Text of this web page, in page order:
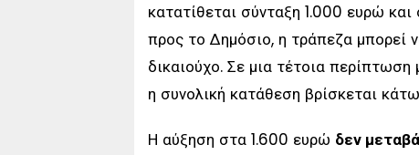
κατατίθεται σύνταξη 1.000 ευρώ
προς το Δημόσιο, η τράπεζα μπορεί
δικαιούχο. Σε μια τέτοια
η συνολική κατάθεση βρίσκεται
Η αύξηση στα 1.600 ευρώ δεν